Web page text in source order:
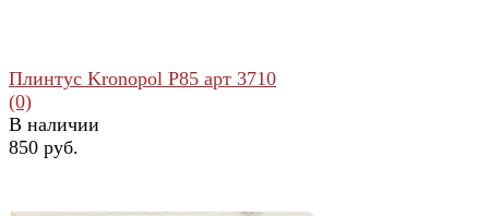
Плинтус Kronopol Р85 арт 3710
(0)
В наличии
850 руб.